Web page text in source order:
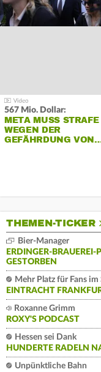
567 Mio. Dollar:
META MUSS STRAFE
WEGEN DER
GEFÄHRDUNG
THEMEN-TICKER
Bier-Manager
ERDINGER-
GESTORBEN
Mehr Platz für Fans im
EINTRACHT
Roxanne Grimm
ROXY'S PODCAST
Hessen sei Dank
HUNDERTE RADELN
Unpünktliche Bahn